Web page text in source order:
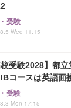
受験
Wed 11:15
校受験2028】都
コースは英語面
受験
Mon 17:15